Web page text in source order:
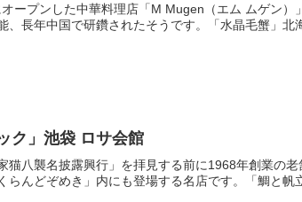
ープンした中華料理店「M Mugen（エム ムゲン）
、長年中国で研鑽されたそうです。「水晶毛蟹」
ク」池袋 ロサ会館
猫八襲名披露興行」を拝見する前に1968年創業の
らんどぞめき」内にも登場する名店です。「鯛と